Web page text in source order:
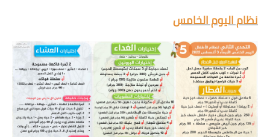
نظام اليوم الخامس